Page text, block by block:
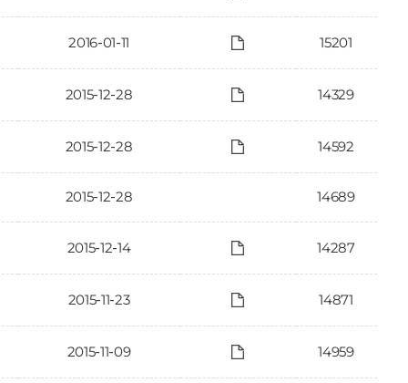
2016-01-11 15201
2015-12-28 14329
2015-12-28 14592
2015-12-28 14689
2015-12-14 14287
2015-11-23 14871
2015-11-09 14959